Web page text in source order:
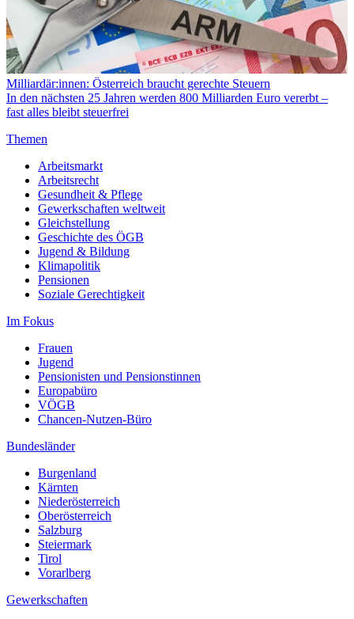
Milliardär:innen: Österreich braucht gerechte Steuern
In den nächsten 25 Jahren werden 800 Milliarden Euro vererbt –
fast alles bleibt steuerfrei
Themen
Arbeitsmarkt
Arbeitsrecht
Gesundheit & Pflege
Gewerkschaften weltweit
Gleichstellung
Geschichte des ÖGB
Jugend & Bildung
Klimapolitik
Pensionen
Soziale Gerechtigkeit
Im Fokus
Frauen
Jugend
Pensionisten und Pensionstinnen
Europabüro
VÖGB
Chancen-Nutzen-Büro
Bundesländer
Burgenland
Kärnten
Niederösterreich
Oberösterreich
Salzburg
Steiermark
Tirol
Vorarlberg
Gewerkschaften